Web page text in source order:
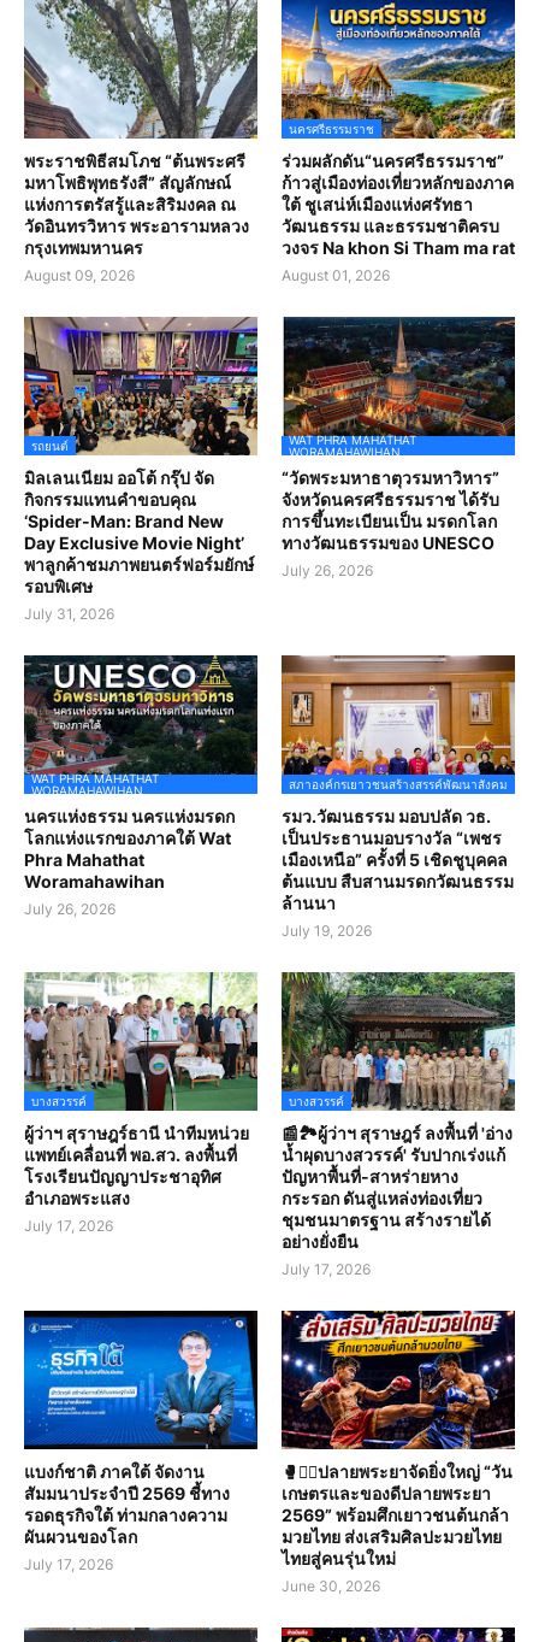
พระราชพิธีสมโภช “ต้นพระศรี
มหาโพธิพุทธรังสี” สัญลักษณ์
แห่งการตรัสรู้และสิริมงคล ณ
วัดอินทรวิหาร พระอารามหลวง
กรุงเทพมหานคร
August 09, 2026
นครศรีธรรมราช
ร่วมผลักดัน“นครศรีธรรมราช”
ก้าวสู่เมืองท่องเที่ยวหลักของภาค
ใต้ ชูเสน่ห์เมืองแห่งศรัทธา
วัฒนธรรม และธรรมชาติครบ
วงจร Na khon Si Tham ma rat
August 01, 2026
รถยนต์
มิลเลนเนียม ออโต้ กรุ๊ป จัด
กิจกรรมแทนคำขอบคุณ
‘Spider-Man: Brand New
Day Exclusive Movie Night’
พาลูกค้าชมภาพยนตร์ฟอร์มยักษ์
รอบพิเศษ
July 31, 2026
WAT PHRA MAHATHAT
WORAMAHAWIHAN
“วัดพระมหาธาตุวรมหาวิหาร”
จังหวัดนครศรีธรรมราช ได้รับ
การขึ้นทะเบียนเป็น มรดกโลก
ทางวัฒนธรรมของ UNESCO
July 26, 2026
WAT PHRA MAHATHAT
WORAMAHAWIHAN
นครแห่งธรรม นครแห่งมรดก
โลกแห่งแรกของภาคใต้ Wat
Phra Mahathat
Woramahawihan
July 26, 2026
สภาองค์กรเยาวชนสร้างสรรค์พัฒนาสังคม
รมว.วัฒนธรรม มอบปลัด วธ.
เป็นประธานมอบรางวัล “เพชร
เมืองเหนือ” ครั้งที่ 5 เชิดชูบุคคล
ต้นแบบ สืบสานมรดกวัฒนธรรม
ล้านนา
July 19, 2026
บางสวรรค์
ผู้ว่าฯ สุราษฎร์ธานี นำทีมหน่วย
แพทย์เคลื่อนที่ พอ.สว. ลงพื้นที่
โรงเรียนปัญญาประชาอุทิศ
อำเภอพระแสง
July 17, 2026
บางสวรรค์
📰🏞️ผู้ว่าฯ สุราษฎร์ ลงพื้นที่ 'อ่าง
น้ำผุดบางสวรรค์' รับปากเร่งแก้
ปัญหาพื้นที่-สาหร่ายหาง
กระรอก ดันสู่แหล่งท่องเที่ยว
ชุมชนมาตรฐาน สร้างรายได้
อย่างยั่งยืน
July 17, 2026
แบงก์ชาติ ภาคใต้ จัดงาน
สัมมนาประจำปี 2569 ชี้ทาง
รอดธุรกิจใต้ ท่ามกลางความ
ผันผวนของโลก
July 17, 2026
🥊🤼‍♀️ปลายพระยาจัดยิ่งใหญ่ “วัน
เกษตรและของดีปลายพระยา
2569” พร้อมศึกเยาวชนต้นกล้า
มวยไทย ส่งเสริมศิลปะมวยไทย
ไทยสู่คนรุ่นใหม่
June 30, 2026